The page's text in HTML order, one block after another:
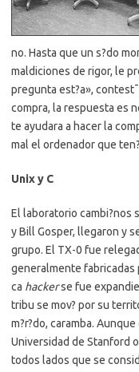
no. Hasta que un s?do
maldiciones de rigor, le
pregunta est?a»,
compra, la respuesta es
te ayudara a hacer la
mal el ordenador que
Unix y C
El laboratorio cambi?nos
y Bill Gosper, llegaron y
grupo. El TX-0 fue
generalmente fabricadas
ca hackerse fue
tribu se mov? por su
m?r?do, caramba.
Universidad de Stanford
todos lados que se